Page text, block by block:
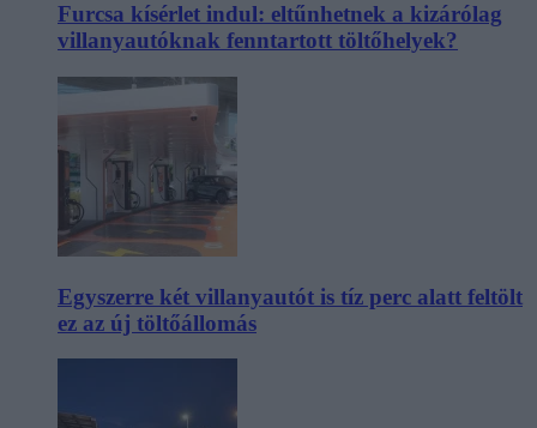
Furcsa kísérlet indul: eltűnhetnek a kizárólag
villanyautóknak fenntartott töltőhelyek?
Egyszerre két villanyautót is tíz perc alatt feltölt
ez az új töltőállomás